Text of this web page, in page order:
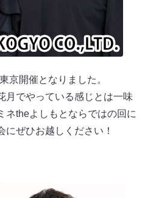
京開催となりました。
月でやっている感じとは一味
ネtheよしもとならではの回に
ぜひお越しください！